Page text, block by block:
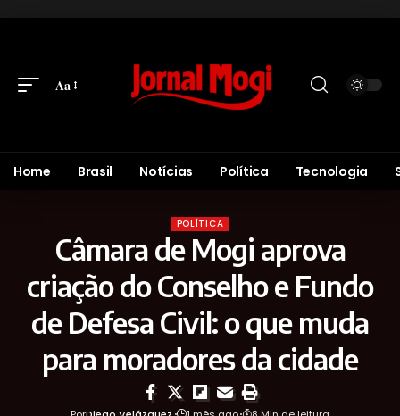
Aa
Home Brasil Notícias Política Tecnologia
POLÍTICA
Câmara de Mogi aprova
criação do Conselho e Fundo
de Defesa Civil: o que muda
para moradores da cidade